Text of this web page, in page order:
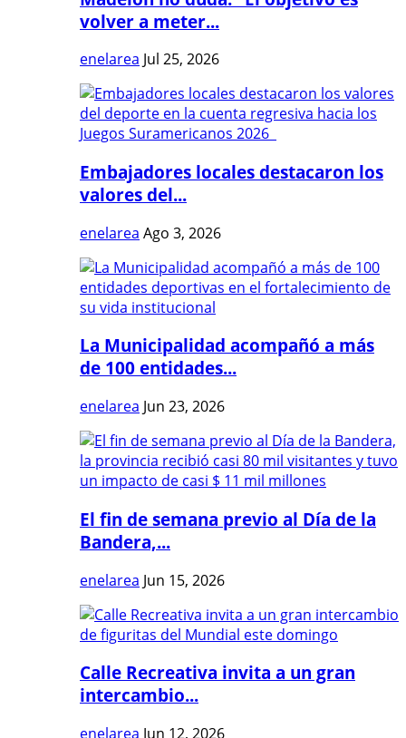
volver a meter...
enelarea Jul 25, 2026
Embajadores locales destacaron los
valores del...
enelarea Ago 3, 2026
La Municipalidad acompañó a más
de 100 entidades...
enelarea Jun 23, 2026
El fin de semana previo al Día de la
Bandera,...
enelarea Jun 15, 2026
Calle Recreativa invita a un gran
intercambio...
enelarea Jun 12, 2026